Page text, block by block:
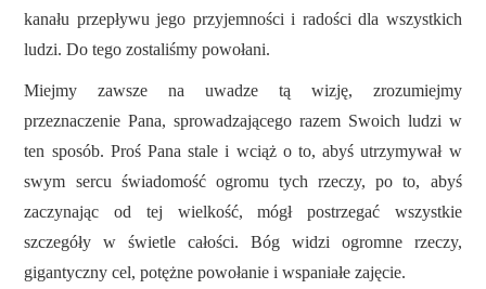
kanału przepływu jego przyjemności i radości dla wszystkich
ludzi. Do tego zostaliśmy powołani.
Miejmy zawsze na uwadze tą wizję, zrozumiejmy
przeznaczenie Pana, sprowadzającego razem Swoich ludzi w
ten sposób. Proś Pana stale i wciąż o to, abyś utrzymywał w
swym sercu świadomość ogromu tych rzeczy, po to, abyś
zaczynając od tej wielkość, mógł postrzegać wszystkie
szczegóły w świetle całości. Bóg widzi ogromne rzeczy,
gigantyczny cel, potężne powołanie i wspaniałe zajęcie.